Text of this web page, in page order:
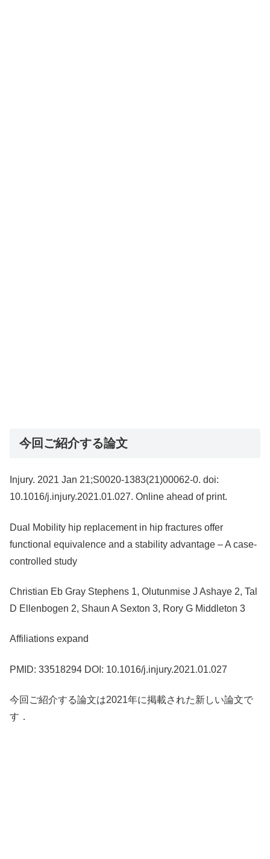
今回ご紹介する論文
Injury. 2021 Jan 21;S0020-1383(21)00062-0. doi:
10.1016/j.injury.2021.01.027. Online ahead of print.
Dual Mobility hip replacement in hip fractures offer
functional equivalence and a stability advantage – A case-
controlled study
Christian Eb Gray Stephens 1, Olutunmise J Ashaye 2, Tal
D Ellenbogen 2, Shaun A Sexton 3, Rory G Middleton 3
Affiliations expand
PMID: 33518294 DOI: 10.1016/j.injury.2021.01.027
今回ご紹介する論文は2021年に掲載された新しい論文で
す．